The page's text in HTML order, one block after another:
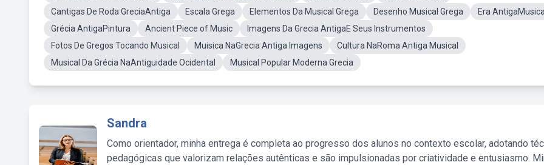
Cantigas De Roda GreciaAntiga
Escala Grega Elementos Da Musical Grega Desenho Musical Grega
Era
Grécia AntigaPintura
Ancient Piece of Music
Imagens Da Grecia AntigaE Seus Instrumentos
Fotos De Gregos Tocando Musical
Muisica NaGrecia Antiga Imagens
Cultura NaRoma Antiga Musical
Musical Da Grécia NaAntiguidade Ocidental
Musical Popular Moderna Grecia
Sandra
Como orientador, minha entrega é completa ao progresso dos alunos no contexto escolar, adotando
pedagógicas que valorizam relações autênticas e são impulsionadas por criatividade e entusiasmo.